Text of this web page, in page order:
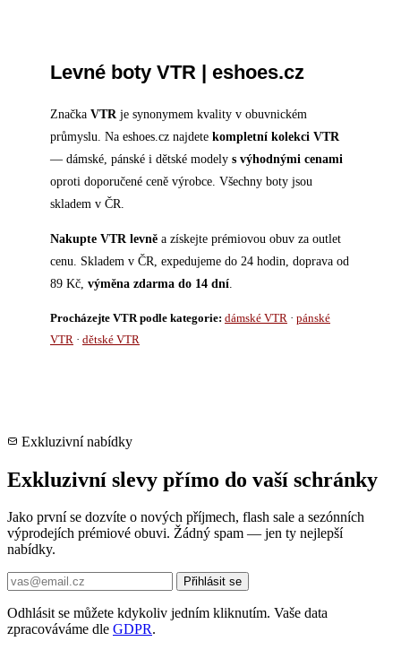
Levné boty VTR | eshoes.cz
Značka VTR je synonymem kvality v obuvnickém
průmyslu. Na eshoes.cz najdete kompletní kolekci VTR
— dámské, pánské i dětské modely s výhodnými cenami
oproti doporučené ceně výrobce. Všechny boty jsou
skladem v ČR.
Nakupte VTR levně a získejte prémiovou obuv za outlet
cenu. Skladem v ČR, expedujeme do 24 hodin, doprava od
89 Kč, výměna zdarma do 14 dní
Procházejte VTR podle kategorie: dámské VTR · pánské
VTR · dětské VTR
Exkluzivní nabídky
Exkluzivní slevy přímo do vaší schránky
Jako první se dozvíte o nových příjmech, flash sale a sezónních
výprodejích prémiové obuvi. Žádný spam — jen ty nejlepší
nabídky.
Přihlásit se
Odhlásit se můžete kdykoliv jedním kliknutím. Vaše data
zpracováváme dle GDPR.